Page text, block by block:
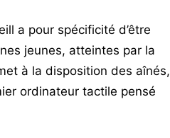
a pour spécificité d’être
jeunes, atteintes par la
à la disposition des aînés,
ordinateur tactile pensé